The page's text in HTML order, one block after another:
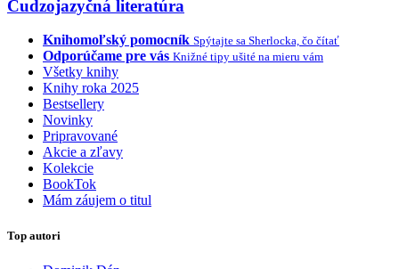
Cudzojazyčná literatúra
Knihomoľský pomocník Spýtajte sa Sherlocka, čo čítať
Odporúčame pre vás Knižné tipy ušité na mieru vám
Všetky knihy
Knihy roka 2025
Bestsellery
Novinky
Pripravované
Akcie a zľavy
Kolekcie
BookTok
Mám záujem o titul
Top autori